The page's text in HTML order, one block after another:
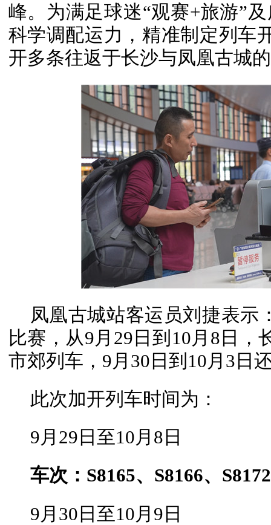
峰。为满足球迷“观赛+旅游”
科学调配运力，精准制定列车
开多条往返于长沙与凤凰古城
凤凰古城站客运员刘捷表示
比赛，从9月29日到10月8日
市郊列车，9月30日到10月3日
此次加开列车时间为：
9月29日至10月8日
车次：S8165、S8166、S8172
9月30日至10月9日